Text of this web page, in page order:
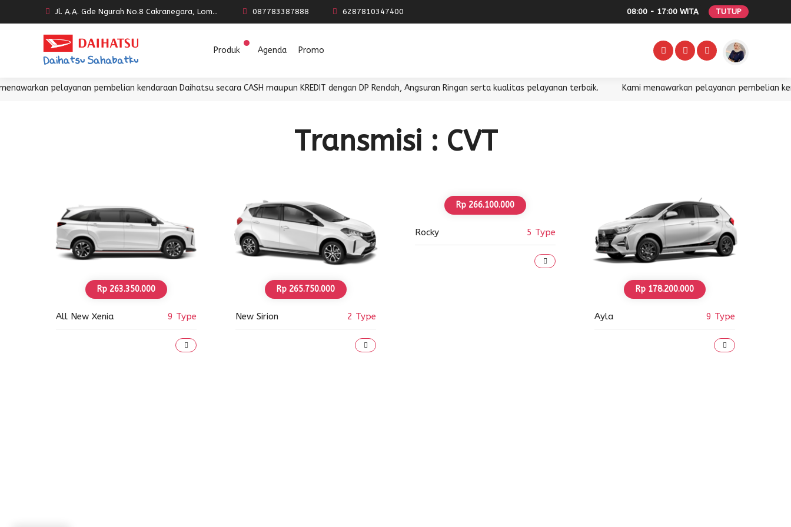
Jl. A.A. Gde Ngurah No.8 Cakranegara, Lombok 087783387888 6287810347400 08:00 - 17:00 WITA TUTUP
Produk Agenda Promo
pelayanan pembelian kendaraan Daihatsu secara CASH maupun KREDIT dengan DP Rendah, Angsuran Ringan serta kualitas pelayanan terbaik. Kami menawarkan pelayanan pembelian
Transmisi : CVT
Rp 263.350.000
All New Xenia 9 Type
Rp 265.750.000
New Sirion 2 Type
Rp 266.100.000
Rocky 5 Type
Rp 178.200.000
Ayla 9 Type